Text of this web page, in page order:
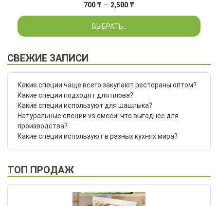
700 ₸ – 2,500 ₸
цен:
–
ВЫБРАТЬ..
СВЕЖИЕ ЗАПИСИ
Какие специи чаще всего закупают рестораны оптом?
Какие специи подходят для плова?
Какие специи используют для шашлыка?
Натуральные специи vs смеси: что выгоднее для
производства?
Какие специи используют в разных кухнях мира?
ТОП ПРОДАЖ